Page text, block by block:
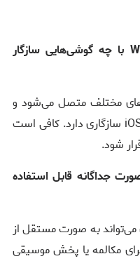
1: ساعت هوشمند ویسمی WS-X15 با چه گوشی‌هایی سازگار
مختلف متصل می‌شود و
معمولاً با اکثر دستگاه‌های اندروید و iOS سازگاری دارد. کافی است
شود.
جداگانه قابل استفاده
می‌تواند به صورت مستقل از
مکالمه یا پخش موسیقی